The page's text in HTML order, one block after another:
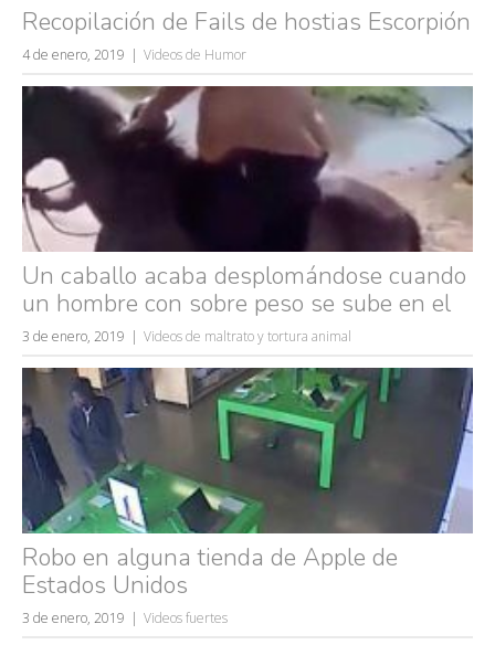
Recopilación de Fails de hostias Escorpión
4 de enero, 2019 Videos de Humor
Un caballo acaba desplomándose cuando
un hombre con sobre peso se sube en el
3 de enero, 2019 Videos de maltrato y tortura animal
Robo en alguna tienda de Apple de
Estados Unidos
3 de enero, 2019 Videos fuertes